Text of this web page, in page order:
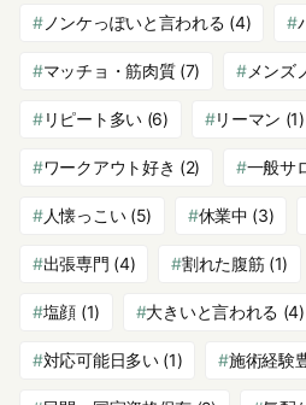
ノンケっぽいと言われる (4)
マッチョ・筋肉質(7) メンズ
リピート多い(6) リーマン (1)
ワークアウト好き (2) 一般サ
人懐っこい(5) 休業中 (3)
出張専門 (4) 割れた腹筋(1)
塩顔 (1) 大きいと言われる (4)
対応可能日多い(1) 施術経験